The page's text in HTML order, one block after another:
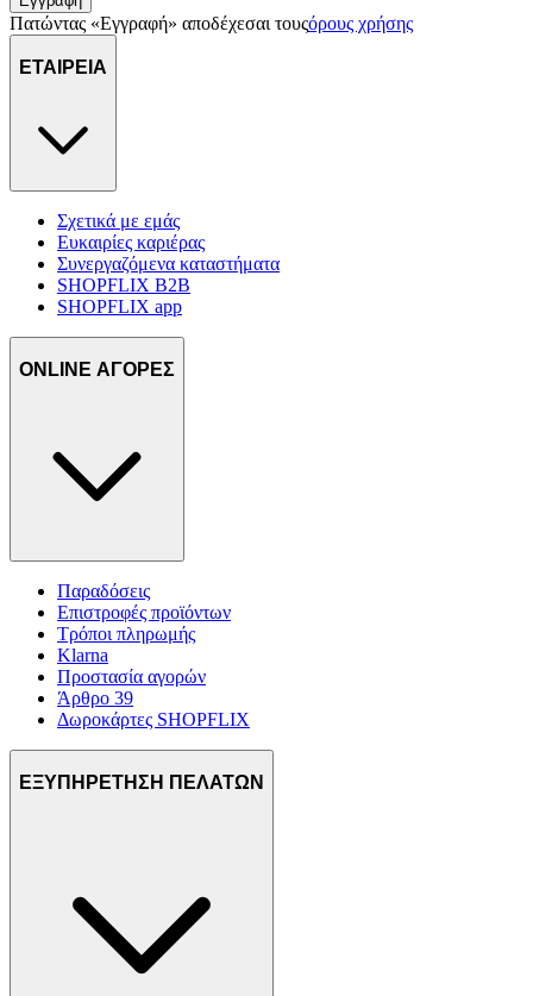
πληροφορίες σχετικά με την από μέρους σας χρήση της
τοποθεσίας μας στους συνεργάτες μέσων κοινωνικής
δικτύωσης, διαφημίσεων και ανάλυσης.
Πατώντας «Εγγραφή» αποδέχεσαι τουςόρους χρήσης
ΕΤΑΙΡΕΙΑ
Σχετικά με εμάς
Ευκαιρίες καριέρας
Συνεργαζόμενα καταστήματα
SHOPFLIX B2B
SHOPFLIX app
ONLINE ΑΓΟΡΕΣ
Παραδόσεις
Επιστροφές προϊόντων
Τρόποι πληρωμής
Klarna
Προστασία αγορών
Άρθρο 39
Δωροκάρτες SHOPFLIX
ΕΞΥΠΗΡΕΤΗΣΗ ΠΕΛΑΤΩΝ